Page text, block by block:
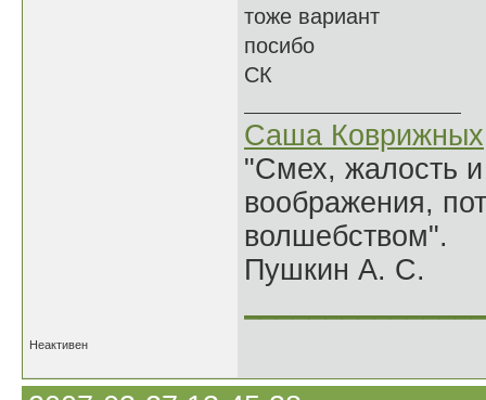
тоже вариант
посибо
СК
Саша Коврижных
"Смех, жалость
воображения,
волшебством".
Пушкин А. С.
Неактивен